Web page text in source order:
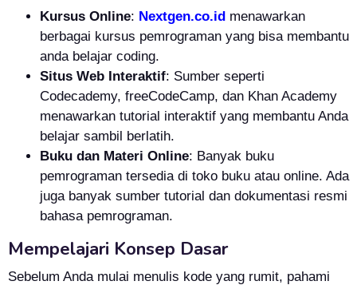
Kursus Online: Nextgen.co.id menawarkan
berbagai kursus pemrograman yang bisa membantu
anda belajar coding.
Situs Web Interaktif: Sumber seperti
Codecademy, freeCodeCamp, dan Khan Academy
menawarkan tutorial interaktif yang membantu Anda
belajar sambil berlatih.
Buku dan Materi Online: Banyak buku
pemrograman tersedia di toko buku atau online. Ada
juga banyak sumber tutorial dan dokumentasi resmi
bahasa pemrograman.
Mempelajari Konsep Dasar
Sebelum Anda mulai menulis kode yang rumit, pahami